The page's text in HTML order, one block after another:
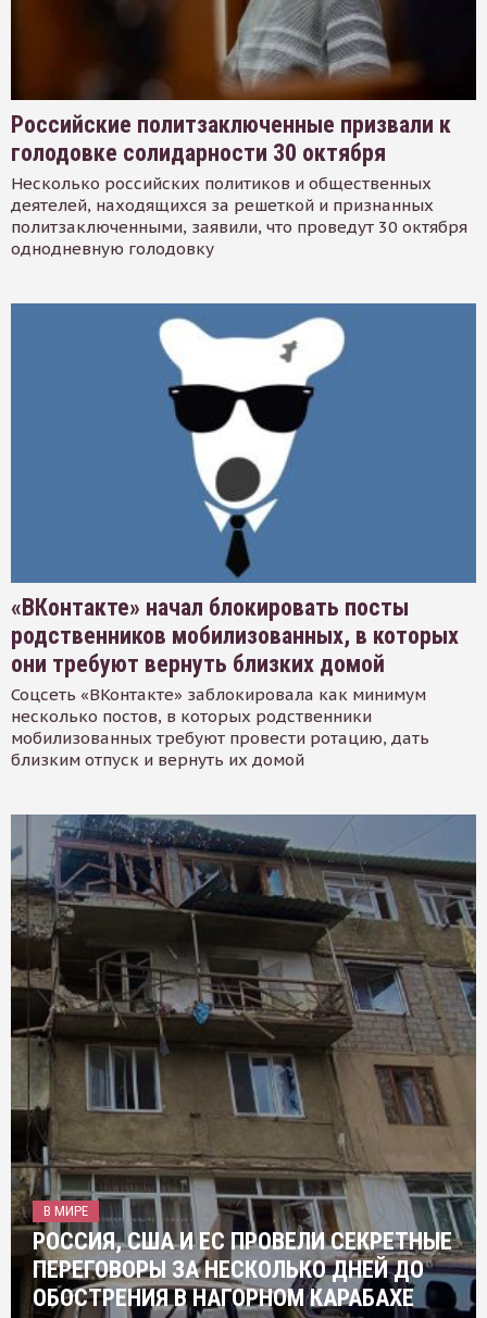
Российские политзаключенные призвали к
голодовке солидарности 30 октября
Несколько российских политиков и общественных
деятелей, находящихся за решеткой и признанных
политзаключенными, заявили, что проведут 30 октября
однодневную голодовку
«ВКонтакте» начал блокировать посты
родственников мобилизованных, в которых
они требуют вернуть близких домой
Соцсеть «ВКонтакте» заблокировала как минимум
несколько постов, в которых родственники
мобилизованных требуют провести ротацию, дать
близким отпуск и вернуть их домой
В МИРЕ
РОССИЯ, США И ЕС ПРОВЕЛИ СЕКРЕТНЫЕ
ПЕРЕГОВОРЫ ЗА НЕСКОЛЬКО ДНЕЙ ДО
ОБОСТРЕНИЯ В НАГОРНОМ КАРАБАХЕ